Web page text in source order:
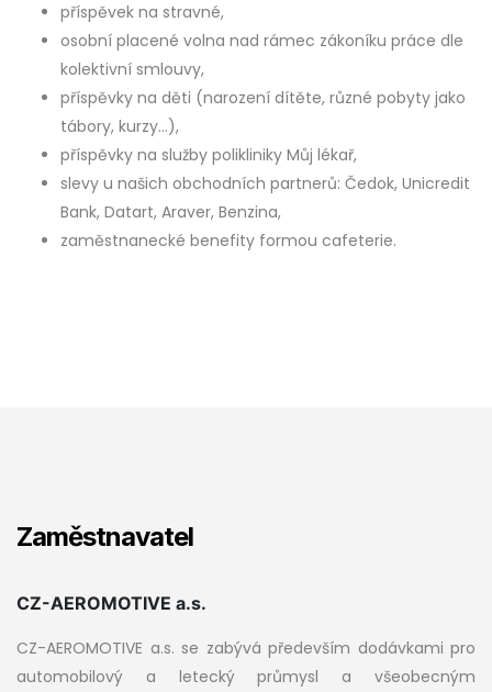
příspěvek na stravné,
osobní placené volna nad rámec zákoníku práce dle
kolektivní smlouvy,
příspěvky na děti (narození dítěte, různé pobyty jako
tábory, kurzy...),
příspěvky na služby polikliniky Můj lékař,
slevy u našich obchodních partnerů: Čedok, Unicredit
Bank, Datart, Araver, Benzina,
zaměstnanecké benefity formou cafeterie.
Zaměstnavatel
CZ-AEROMOTIVE a.s.
CZ-AEROMOTIVE a.s. se zabývá především dodávkami pro
automobilový a letecký průmysl a všeobecným